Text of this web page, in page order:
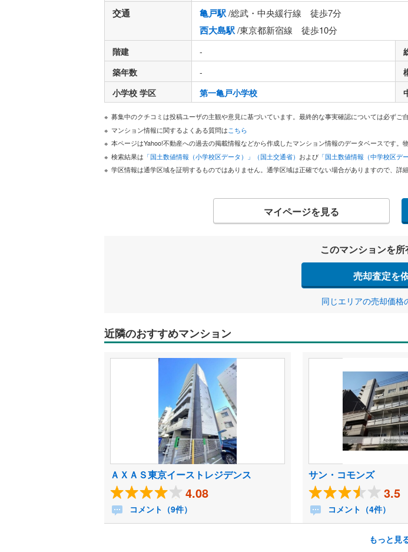
交通 亀戸駅/総武・中央緩行線 徒歩7分
西大島駅/東京都新宿線 徒歩10分
階建 -
築年数
-
小学校 学区
第一亀戸小学校
募集中のクチコミは投稿ユーザの主観や意見に基づいています。最終的な事実確認については必ずご
マンション情報に関するよくある質問はこちら
本ページはYahoo!不動産への過去の掲載情報などから作成したマンション情報のデータベースです。
検索結果は 「国土数値情報（小学校区データ）」（国土交通省） および 「国土数値情報（中学校区デ
学区情報は通学区域を証明するものではありません。通学区域は正確でない場合がありますので、詳
マイページを見る
このマンションを
売却査定を
同じエリアの売却価格
近隣のおすすめマンション
ＡＸＡＳ東京イーストレジデンス
4.08
コメント（9件）
サン・コモンズ
3.5
コメント（4件）
もっと見